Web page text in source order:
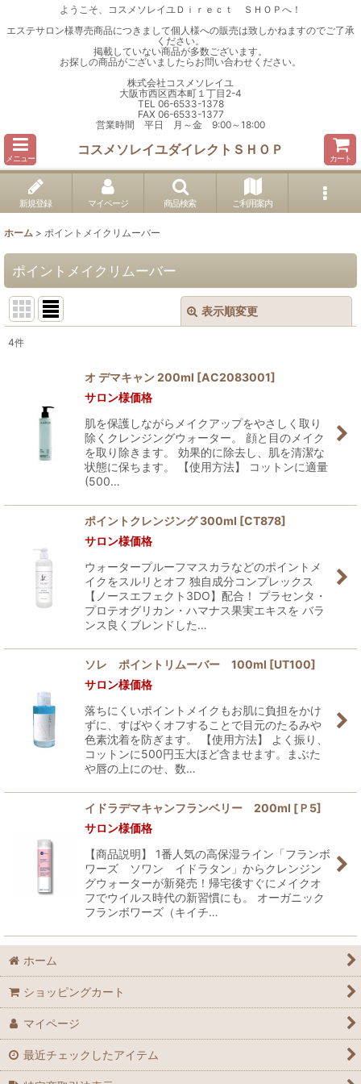
ようこそ、コスメソレイユＤｉｒｅｃｔ ＳＨＯＰへ！
エステサロン様専売商品につきまして個人様への販売は致しかねますのでご了承
ください。
掲載していない商品が多数ございます。
お探しの商品がございましたらお問い合わせください。
株式会社コスメソレイユ
大阪市西区西本町１丁目2-4
TEL 06-6533-1378
FAX 06-6533-1377
営業時間 平日 月～金 9:00～18:00
メニュー
コスメソレイユダイレクトＳＨＯＰ
カート
新規登録 マイページ 商品検索 ご利用案内
ホーム > ポイントメイクリムーバー
ポイントメイクリムーバー
表示順変更
絞り込む
4件
オ デマキャン 200ml [AC2083001]
サロン様価格
肌を保護しながらメイクアップをやさしく取り
除くクレンジングウォーター。 顔と目のメイク
を取り除きます。 効果的に除去し、肌を清潔な
状態に保ちます。 【使用方法】 コットンに適量
(500…
ポイントクレンジング 300ml [CT878]
サロン様価格
ウォータープルーフマスカラなどのポイントメ
イクをスルリとオフ 独自成分コンプレックス
【ノースエフェクト3DO】配合！ プラセンタ・
プロテオグリカン・ハマナス果実エキスを バラ
ンス良くブレンドした…
ソレ ポイントリムーバー 100ml [UT100]
サロン様価格
落ちにくいポイントメイクもお肌に負担をかけ
ずに、すばやくオフすることで目元のたるみや
色素沈着を防ぎます。 【使用方法】 よく振り、
コットンに500円玉大ほど含ませます。まぶた
や唇の上にのせ、数…
イドラデマキャンフランベリー 200ml [Ｐ5]
サロン様価格
【商品説明】 1番人気の高保湿ライン「フランボ
ワーズ ソワン イドラタン」からクレンジン
グウォーターが新発売！帰宅後すぐにメイクオ
フでウイルス時代の新習慣にも。 オーガニック
フランボワーズ（キイチ…
ホーム
ショッピングカート
マイページ
最近チェックしたアイテム